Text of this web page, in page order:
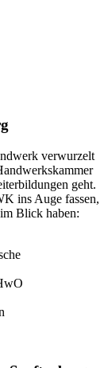
verwurzelt
geht.
ins Auge fassen,
Blick haben: